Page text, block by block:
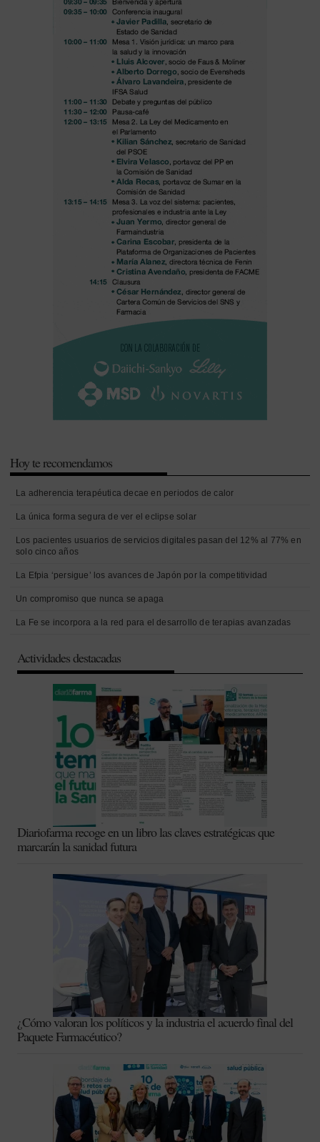
Hoy te recomendamos
La adherencia terapéutica decae en periodos de calor
La única forma segura de ver el eclipse solar
Los pacientes usuarios de servicios digitales pasan del 12% al 77% en
solo cinco años
La Efpia ‘persigue’ los avances de Japón por la competitividad
Un compromiso que nunca se apaga
La Fe se incorpora a la red para el desarrollo de terapias avanzadas
Actividades destacadas
Diariofarma recoge en un libro las claves estratégicas que
marcarán la sanidad futura
¿Cómo valoran los políticos y la industria el acuerdo final del
Paquete Farmacéutico?